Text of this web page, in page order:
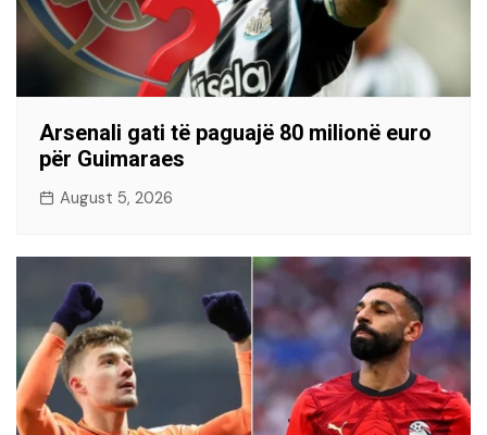
Arsenali gati të paguajë 80 milionë euro
për Guimaraes
August 5, 2026